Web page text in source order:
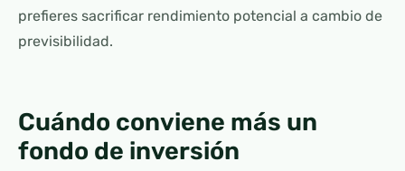
prefieres sacrificar rendimiento potencial a cambio de
previsibilidad.
Cuándo conviene más un
fondo de inversión